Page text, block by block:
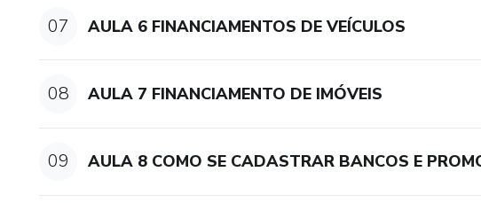
07 AULA 6 FINANCIAMENTOS DE VEÍCULOS
08 AULA 7 FINANCIAMENTO DE IMÓVEIS
09 AULA 8 COMO SE CADASTRAR BANCOS E